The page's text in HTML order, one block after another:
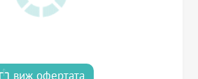
виж офертата